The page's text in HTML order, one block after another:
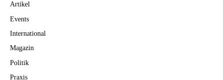
Artikel
Events
International
Magazin
Politik
Praxis